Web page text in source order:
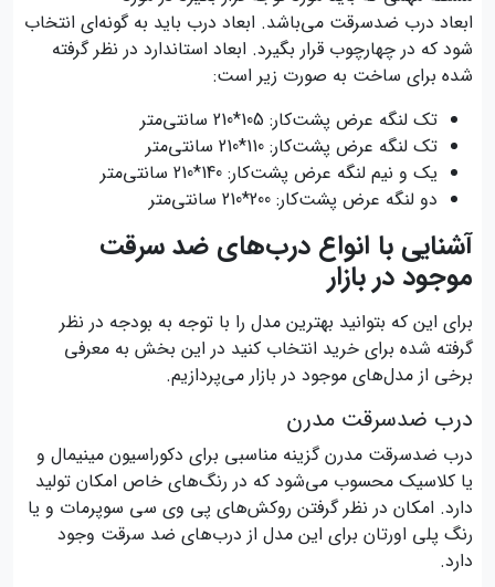
ابعاد درب ضدسرقت می‌باشد. ابعاد درب باید به گونه‌ای انتخاب
شود که در چهارچوب قرار بگیرد. ابعاد استاندارد در نظر گرفته
شده برای ساخت به صورت زیر است:
تک لنگه عرض پشت‌کار: 105*210 سانتی‌متر
تک لنگه عرض پشت‌کار: 110*210 سانتی‌متر
یک و نیم لنگه عرض پشت‌کار: 140*210 سانتی‌متر
دو لنگه عرض پشت‌کار: 200*210 سانتی‌متر
آشنایی با انواع درب‌های ضد سرقت
موجود در بازار
برای این که بتوانید بهترین مدل را با توجه به بودجه در نظر
گرفته شده برای خرید انتخاب کنید در این بخش به معرفی
برخی از مدل‌های موجود در بازار می‌پردازیم.
درب ضدسرقت مدرن
درب ضدسرقت مدرن گزینه مناسبی برای دکوراسیون مینیمال و
یا کلاسیک محسوب می‌شود که در رنگ‌های خاص امکان تولید
دارد. امکان در نظر گرفتن روکش‌های پی وی سی سوپرمات و یا
رنگ پلی اورتان برای این مدل از درب‌های ضد سرقت وجود
دارد.